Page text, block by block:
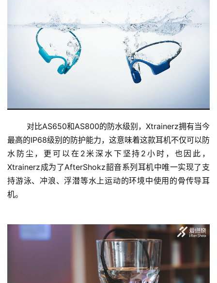
对比AS650和AS800的防水级别，Xtrainerz拥有当今
最高的IP68级别的防护能力，这意味着这款耳机不仅可以防
水防尘，更可以在2米深水下坚持2小时，也因此，
Xtrainerz成为了AfterShokz韶音系列耳机中唯一实现了支
持游泳、冲浪、浮潜等水上运动的环境中使用的骨传导耳
机。